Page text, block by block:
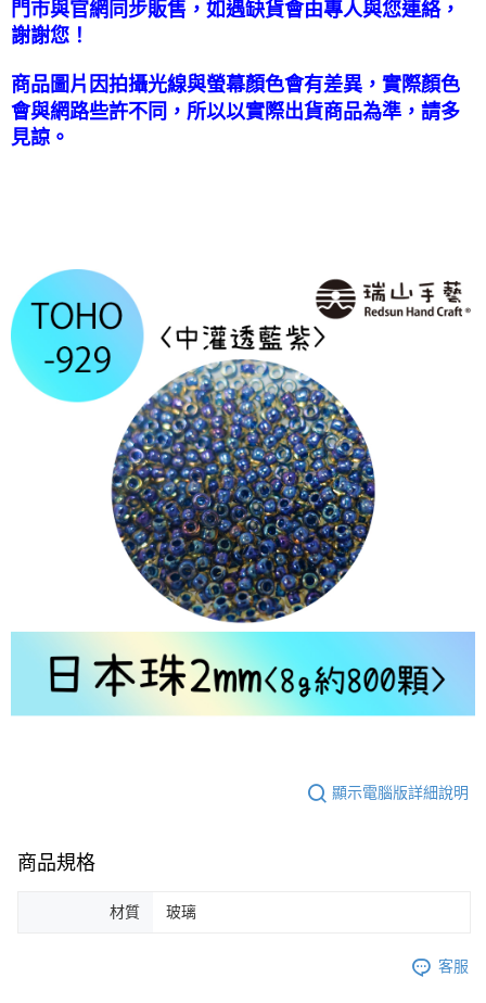
國家/地區配送-香港(順豐快遞)
門市與官網同步販售，如遇缺貨會由專人與您連絡，
謝謝您！
商品圖片因拍攝光線與螢幕顏色會有差異，實際顏色
會與網路些許不同，所以以實際出貨商品為準，請多
見諒。
顯示電腦版詳細說明
商品規格
材質 玻璃
客服